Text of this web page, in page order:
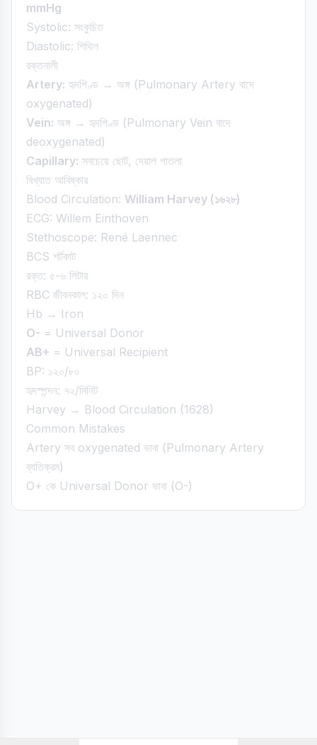
mmHg
Systolic: সংকুচিত
Diastolic: শিথিল
রক্তনালী
Artery: হৃদপিণ্ড → অঙ্গ (Pulmonary Artery বাদে
oxygenated)
Vein: অঙ্গ → হৃদপিণ্ড (Pulmonary Vein বাদে
deoxygenated)
Capillary: সবচেয়ে ছোট, দেয়াল পাতলা
বিখ্যাত আবিষ্কার
Blood Circulation: William Harvey (১৬২৮)
ECG: Willem Einthoven
Stethoscope: René Laennec
BCS শর্টকাট
রক্ত: ৫-৬ লিটার
RBC জীবনকাল: ১২০ দিন
Hb → Iron
O- = Universal Donor
AB+ = Universal Recipient
BP: ১২০/৮০
হৃদস্পন্দন: ৭২/মিনিট
Harvey → Blood Circulation (1628)
Common Mistakes
Artery সব oxygenated ভাবা (Pulmonary Artery
ব্যতিক্রম)
O+ কে Universal Donor ভাবা (O-)